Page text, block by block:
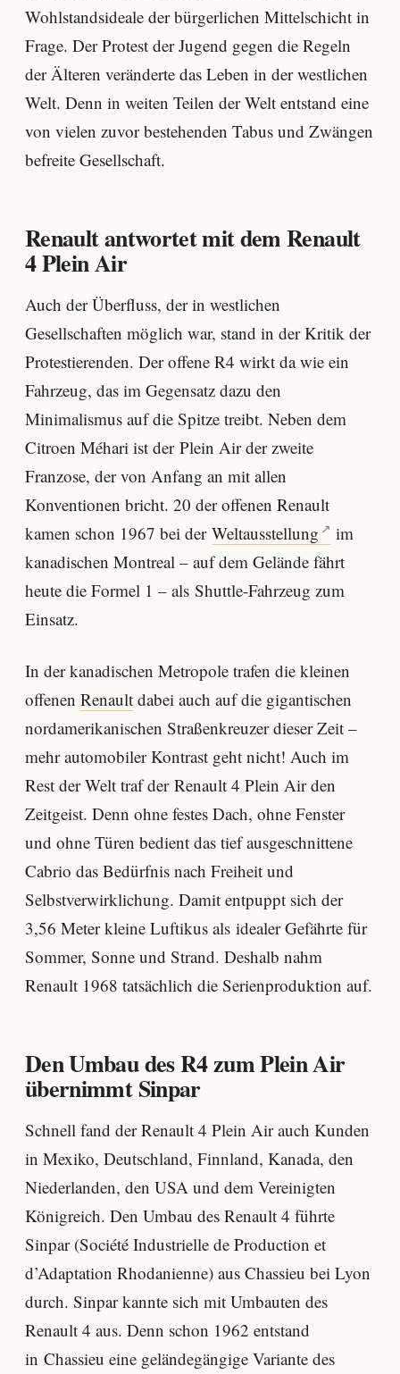
Wohlstandsideale der bürgerlichen Mittelschicht in
Frage. Der Protest der Jugend gegen die Regeln
der Älteren veränderte das Leben in der westlichen
Welt. Denn in weiten Teilen der Welt entstand eine
von vielen zuvor bestehenden Tabus und Zwängen
befreite Gesellschaft.
Renault antwortet mit dem Renault
4 Plein Air
Auch der Überfluss, der in westlichen
Gesellschaften möglich war, stand in der Kritik der
Protestierenden. Der offene R4 wirkt da wie ein
Fahrzeug, das im Gegensatz dazu den
Minimalismus auf die Spitze treibt. Neben dem
Citroen Méhari ist der Plein Air der zweite
Franzose, der von Anfang an mit allen
Konventionen bricht. 20 der offenen Renault
kamen schon 1967 bei der Weltausstellung
im
kanadischen Montreal – auf dem Gelände fährt
heute die Formel 1 – als Shuttle-Fahrzeug zum
Einsatz.
In der kanadischen Metropole trafen die kleinen
offenen Renault dabei auch auf die gigantischen
nordamerikanischen Straßenkreuzer dieser Zeit –
mehr automobiler Kontrast geht nicht! Auch im
Rest der Welt traf der Renault 4 Plein Air den
Zeitgeist. Denn ohne festes Dach, ohne Fenster
und ohne Türen bedient das tief ausgeschnittene
Cabrio das Bedürfnis nach Freiheit und
Selbstverwirklichung. Damit entpuppt sich der
3,56 Meter kleine Luftikus als idealer Gefährte für
Sommer, Sonne und Strand. Deshalb nahm
Renault 1968 tatsächlich die Serienproduktion auf.
Den Umbau des R4 zum Plein Air
übernimmt Sinpar
Schnell fand der Renault 4 Plein Air auch Kunden
in Mexiko, Deutschland, Finnland, Kanada, den
Niederlanden, den USA und dem Vereinigten
Königreich. Den Umbau des Renault 4 führte
Sinpar (Société Industrielle de Production et
d’Adaptation Rhodanienne) aus Chassieu bei Lyon
durch. Sinpar kannte sich mit Umbauten des
Renault 4 aus. Denn schon 1962 entstand
in Chassieu eine geländegängige Variante des